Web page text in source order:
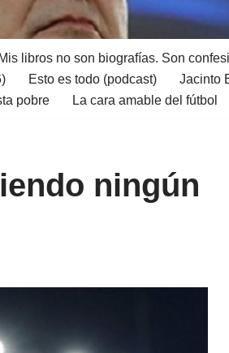
Mis libros no son biografías. Son
Esto es todo (podcast) Jacinto
pobre La cara amable del fútbol
ningún